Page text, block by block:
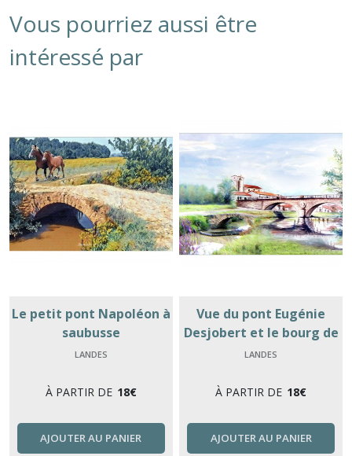
Vous pourriez aussi être
intéressé par
Le petit pont Napoléon à
saubusse
LANDES
À PARTIR DE 18€
AJOUTER AU PANIER
Vue du pont Eugénie
Desjobert et le bourg de
Saubusse
LANDES
À PARTIR DE 18€
AJOUTER AU PANIER